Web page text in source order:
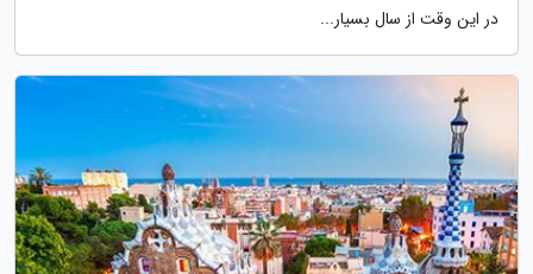
در این وقت از سال بسیار...